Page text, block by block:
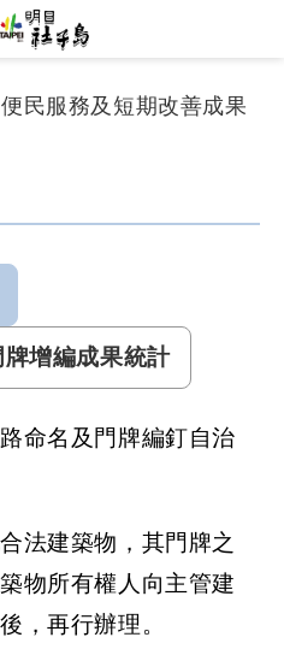
便民服務及短期改善成果
增編成果統計
命名及門牌編釘自治
法建築物，其門牌之
物所有權人向主管建
，再行辦理。